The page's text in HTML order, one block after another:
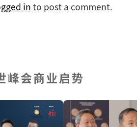
into post a comment.
峰会商业启势